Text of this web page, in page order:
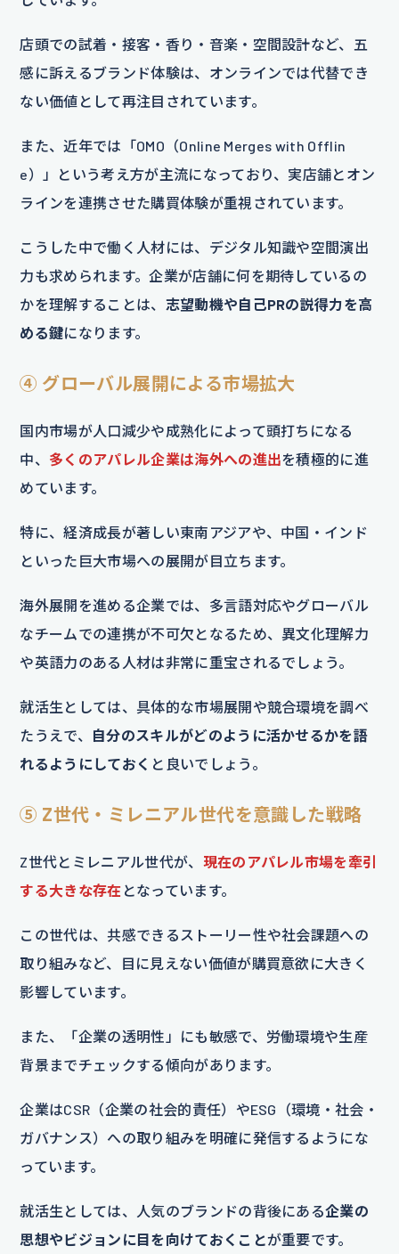
店頭での試着・接客・香り・音楽・空間設計など、五
感に訴えるブランド体験は、オンラインでは代替でき
ない価値として再注目されています。
また、近年では「OMO（Online Merges with Offlin
e）」という考え方が主流になっており、実店舗とオン
ラインを連携させた購買体験が重視されています。
こうした中で働く人材には、デジタル知識や空間演出
力も求められます。企業が店舗に何を期待しているの
かを理解することは、 志望動機や自己PRの説得力を高
める鍵になります。
④ グローバル展開による市場拡大
国内市場が人口減少や成熟化によって頭打ちになる
中、 多くのアパレル企業は海外への進出を積極的に進
めています。
特に、経済成長が著しい東南アジアや、中国・インド
といった巨大市場への展開が目立ちます。
海外展開を進める企業では、多言語対応やグローバル
なチームでの連携が不可欠となるため、異文化理解力
や英語力のある人材は非常に重宝されるでしょう。
就活生としては、具体的な市場展開や競合環境を調べ
たうえで、
自分のスキルがどのように活かせるかを語
れるようにしておく と良いでしょう。
⑤ Z世代・ミレニアル世代を意識した戦略
Z世代とミレニアル世代が、 現在のアパレル市場を牽引
する大きな存在 となっています。
この世代は、共感できるストーリー性や社会課題への
取り組みなど、目に見えない価値が購買意欲に大きく
影響しています。
また、「企業の透明性」にも敏感で、労働環境や生産
背景までチェックする傾向があります。
企業はCSR（企業の社会的責任）やESG（環境・社会・
ガバナンス）への取り組みを明確に発信するようにな
っています。
就活生としては、人気のブランドの背後にある企業の
思想やビジョンに目を向けておくことが重要です。